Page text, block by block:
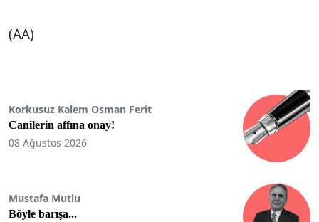
(AA)
Korkusuz Kalem Osman Ferit
Canilerin affına onay!
08 Ağustos 2026
Mustafa Mutlu
Böyle barışa...